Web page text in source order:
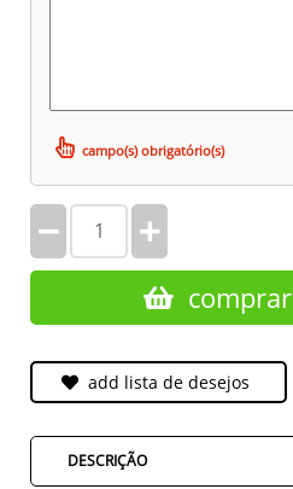
campo(s) obrigatório(s)
comprar
add lista de desejos
DESCRIÇÃO